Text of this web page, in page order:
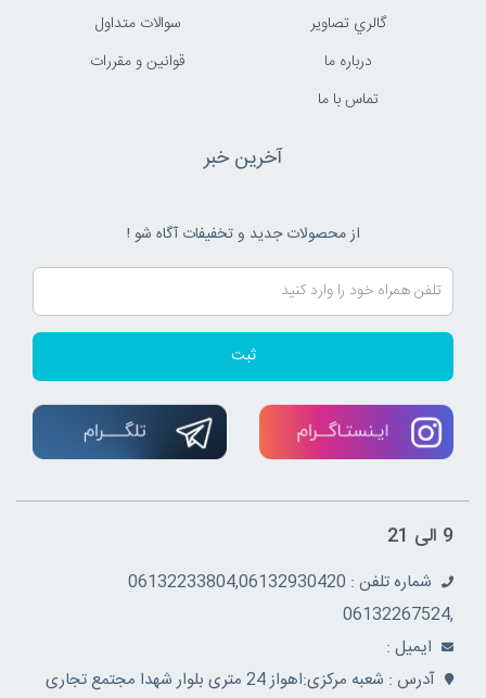
گالري تصاوير
درباره ما
تماس با ما
سوالات متداول
قوانين و مقررات
آخرین خبر
از محصولات جدید و تخفیفات آگاه شو !
ثبت
9 الی 21
شماره تلفن : 06132233804,06132930420
,06132267524
ايميل :
آدرس : شعبه مرکزی:اهواز 24 متری بلوار شهدا مجتمع تجاری